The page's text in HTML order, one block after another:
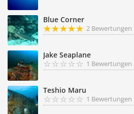
Blue Corner
2 Bewertungen
Jake Seaplane
1 Bewertungen
Teshio Maru
1 Bewertungen